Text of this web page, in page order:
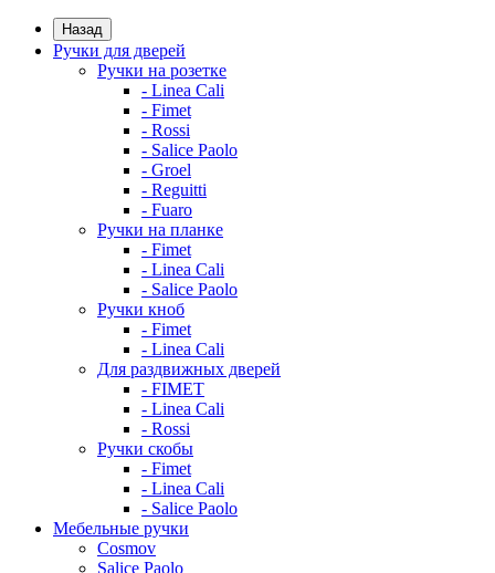
Назад
Ручки для дверей
Ручки на розетке
- Linea Cali
- Fimet
- Rossi
- Salice Paolo
- Groel
- Reguitti
- Fuaro
Ручки на планке
- Fimet
- Linea Cali
- Salice Paolo
Ручки кноб
- Fimet
- Linea Cali
Для раздвижных дверей
- FIMET
- Linea Cali
- Rossi
Ручки скобы
- Fimet
- Linea Cali
- Salice Paolo
Мебельные ручки
Cosmov
Salice Paolo